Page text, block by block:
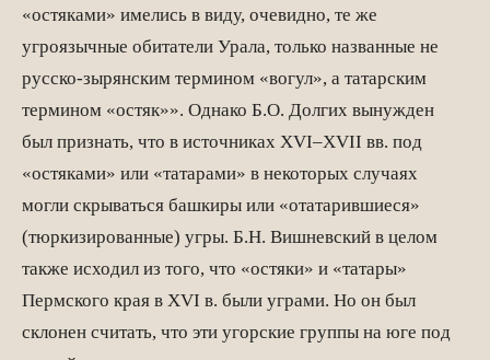
«остяками» имелись в виду, очевидно, те же
угроязычные обитатели Урала, только названные не
русско-зырянским термином «вогул», а татарским
термином «остяк»». Однако Б.О. Долгих вынужден
был признать, что в источниках XVI–XVII вв. под
«остяка­ми» или «татарами» в некоторых случаях
могли скрываться башкиры или «отатарившиеся»
(тюркизированные) угры. Б.Н. Вишневский в целом
также исходил из того, что «остяки» и «татары»
Пермского края в XVI в. были уграми. Но он был
склонен считать, что эти угорские группы на юге под